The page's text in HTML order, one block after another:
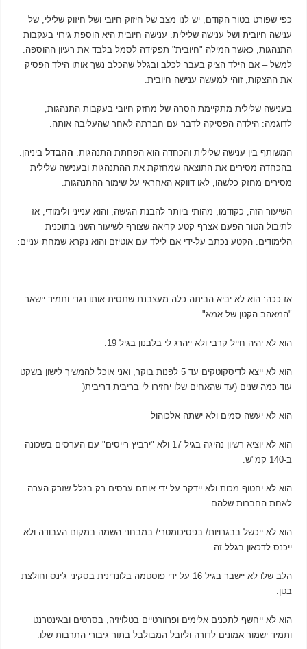
כפי שפורט בטור הקודם, יש לנו מצב של חיזוק חיובי ושל חיזוק שלילי, של
ענישה חיובית ושל ענישה שלילית. ענישה חיובית היא הוספת גירוי בעקבות
התנהגות, כאשר המילה "חיובית" תפקידה לסמל בלבד את רעיון ההוספה.
למשל – אם הילד הציק בעבר לכלב ובגלל שהכלב נשך אותו הילד הפסיק
את ההצקות, זוהי למעשה ענישה חיובית.
בענישה שלילית מתקיימת הסרה של מחזק חיובי בעקבות התנהגות,
לדוגמה: הילדה הפסיקה לדבר עם חברתה לאחר שהעליבה אותה.
המשותף בין ענישה שלילית והכחדה הוא הפחתת התנהגות. ההבדל ביניהן:
בהכחדה מסירים את התוצאה שמחזקת את ההתנהגות ובענישה שלילית
מסירים מחזק כלשהו, לאו דווקא האחראי על שימור ההתנהגות.
השיעור הזה, כקודמו, מהותי ביותר להבנת הגישה, והוא ענייני ולימודי, אז
לתיבול הטור הפעם אצרף קטע קריאה שצורף לשיעור השני בתוכנית
הלימודים. הקטע נכתב על-ידי אם לילד עם אוטיזם והוא נקרא שמחת עניים:
אז ככה: הוא לא יביא הביתה כלה מעצבנת שתסית אותו נגדי ותמיד יישאר
"המאהב הקטן של אמא".
הוא לא יהיה חייל קרבי ולא ייהרג לי בלבנון בגיל 19.
הוא לא ייצא לדיסקוטקים עד 5 לפנות בוקר, ואני אוכל להמשיך לישון בשקט
עוד כמה שנים (עד שהאחים שלו יחזירו לי בריבית דריבית(
הוא לא יעשה סמים ולא ישתה אלכוהול
הוא לא יוציא רשיון נהיגה בגיל 17 ולא "ירביץ רייסים" עם הערסים בשכונה
ב-140 קמ"ש.
הוא לא יחטוף מכות ולא יידקר על ידי אותם ערסים רק בגלל שזרק הערה
לאחת החברות שלהם.
הוא לא ייכשל בבגרויות/ בפסיכומטרי/ במבחני השמה במקום העבודה ולא
ייכנס לדכאון בגלל זה.
הלב שלו לא יישבר בגיל 16 על ידי פוסטמה בלונדינית בסקיני ג'ינס וחולצת
בטן.
הוא לא ייחשף לתכנים אלימים ופרוורטיים בטלויזיה, בסרטים ובאינטרנט
ותמיד ישמור אמונים לדורה וליובל המבולבל בתור גיבורי התרבות שלו.